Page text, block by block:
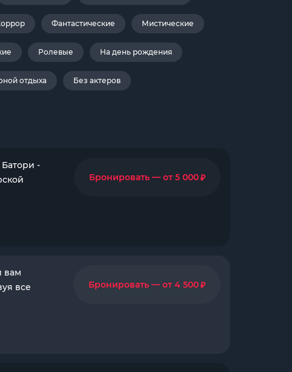
Фантастические Мистические
Ролевые На день рождения
отдыха Без актеров
-
Бронировать — от 5 000₽
вам
все
Бронировать — от 4 500₽